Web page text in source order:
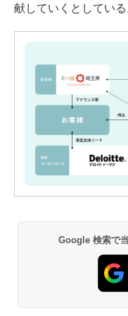
献していくとしている
Google 検索で